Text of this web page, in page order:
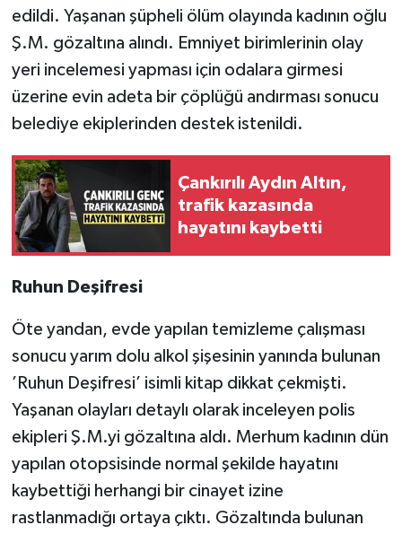
edildi. Yaşanan şüpheli ölüm olayında kadının oğlu
Ş.M. gözaltına alındı. Emniyet birimlerinin olay
yeri incelemesi yapması için odalara girmesi
üzerine evin adeta bir çöplüğü andırması sonucu
belediye ekiplerinden destek istenildi.
Çankırılı Aydın Altın,
trafik kazasında
hayatını kaybetti
Ruhun Deşifresi
Öte yandan, evde yapılan temizleme çalışması
sonucu yarım dolu alkol şişesinin yanında bulunan
’Ruhun Deşifresi’ isimli kitap dikkat çekmişti.
Yaşanan olayları detaylı olarak inceleyen polis
ekipleri Ş.M.yi gözaltına aldı. Merhum kadının dün
yapılan otopsisinde normal şekilde hayatını
kaybettiği herhangi bir cinayet izine
rastlanmadığı ortaya çıktı. Gözaltında bulunan